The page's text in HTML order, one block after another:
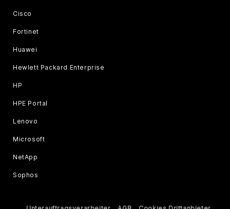
Cisco
Fortinet
Huawei
Hewlett Packard Enterprise
HP
HPE Portal
Lenovo
Microsoft
NetApp
Sophos